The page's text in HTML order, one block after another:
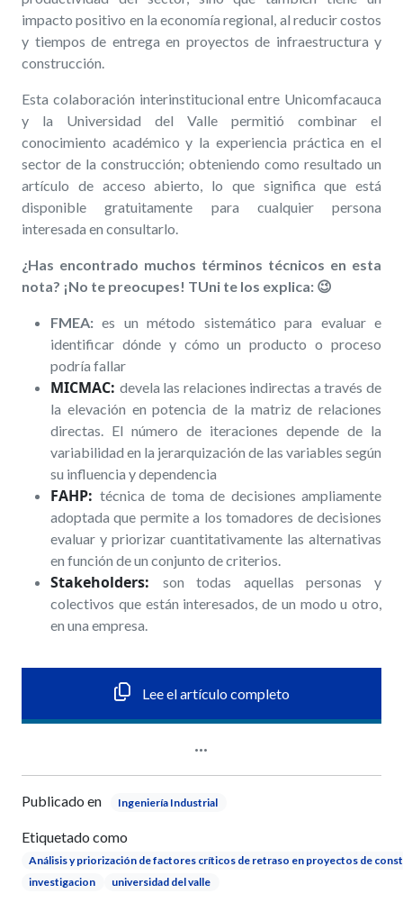
impacto positivo en la economía regional, al reducir costos
y tiempos de entrega en proyectos de infraestructura y
construcción.
Esta colaboración interinstitucional entre Unicomfacauca
y la Universidad del Valle permitió combinar el
conocimiento académico y la experiencia práctica en el
sector de la construcción; obteniendo como resultado un
artículo de acceso abierto, lo que significa que está
disponible gratuitamente para cualquier persona
interesada en consultarlo.
¿Has encontrado muchos términos técnicos en esta
nota? ¡No te preocupes! TUni te los explica: 😉
FMEA:es un método sistemático para evaluar e
identificar dónde y cómo un producto o proceso
podría fallar
MICMAC: devela las relaciones indirectas a través de
la elevación en potencia de la matriz de relaciones
directas. El número de iteraciones depende de la
variabilidad en la jerarquización de las variables según
su influencia y dependencia
FAHP: técnica de toma de decisiones ampliamente
adoptada que permite a los tomadores de decisiones
evaluar y priorizar cuantitativamente las alternativas
en función de un conjunto de criterios.
Stakeholders: son todas aquellas personas y
colectivos que están interesados, de un modo u otro,
en una empresa.
Lee el artículo completo
Publicado en Ingeniería Industrial
Etiquetado como
Análisis y priorización de factores críticos de retraso en proyectos de
investigacion
universidad del valle